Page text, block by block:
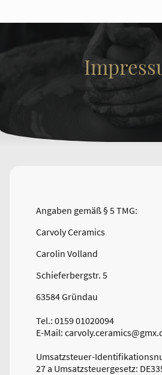
Angaben gemäß § 5 TMG:
Carvoly Ceramics
Carolin Volland
Schieferbergstr. 5
63584 Gründau
Tel.: 0159 01020094
E-Mail:
Umsatzsteuer-
27 a Umsatzsteuergesetz: